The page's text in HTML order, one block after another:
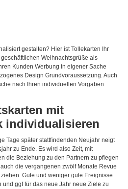
gestalten? Hier ist Tollekarten Ihr
Weihnachtsgrüße als
Kunden Werbung in eigener Sache
Design Grundvoraussetzung. Auch
nach Ihren individuellen Vorgaben
mit
individualisieren
Tage später stattfindenden Neujahr neigt
zu Ende. Es wird also Zeit, mit
die Beziehung zu den Partnern zu pflegen
die vergangenen zwölf Monate Revue
Gute und weniger gute Ereignisse
ggf für das neue Jahr neue Ziele zu